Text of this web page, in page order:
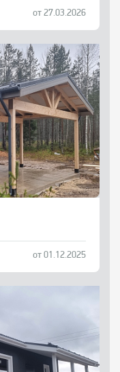
от 27.03.2026
от 01.12.2025